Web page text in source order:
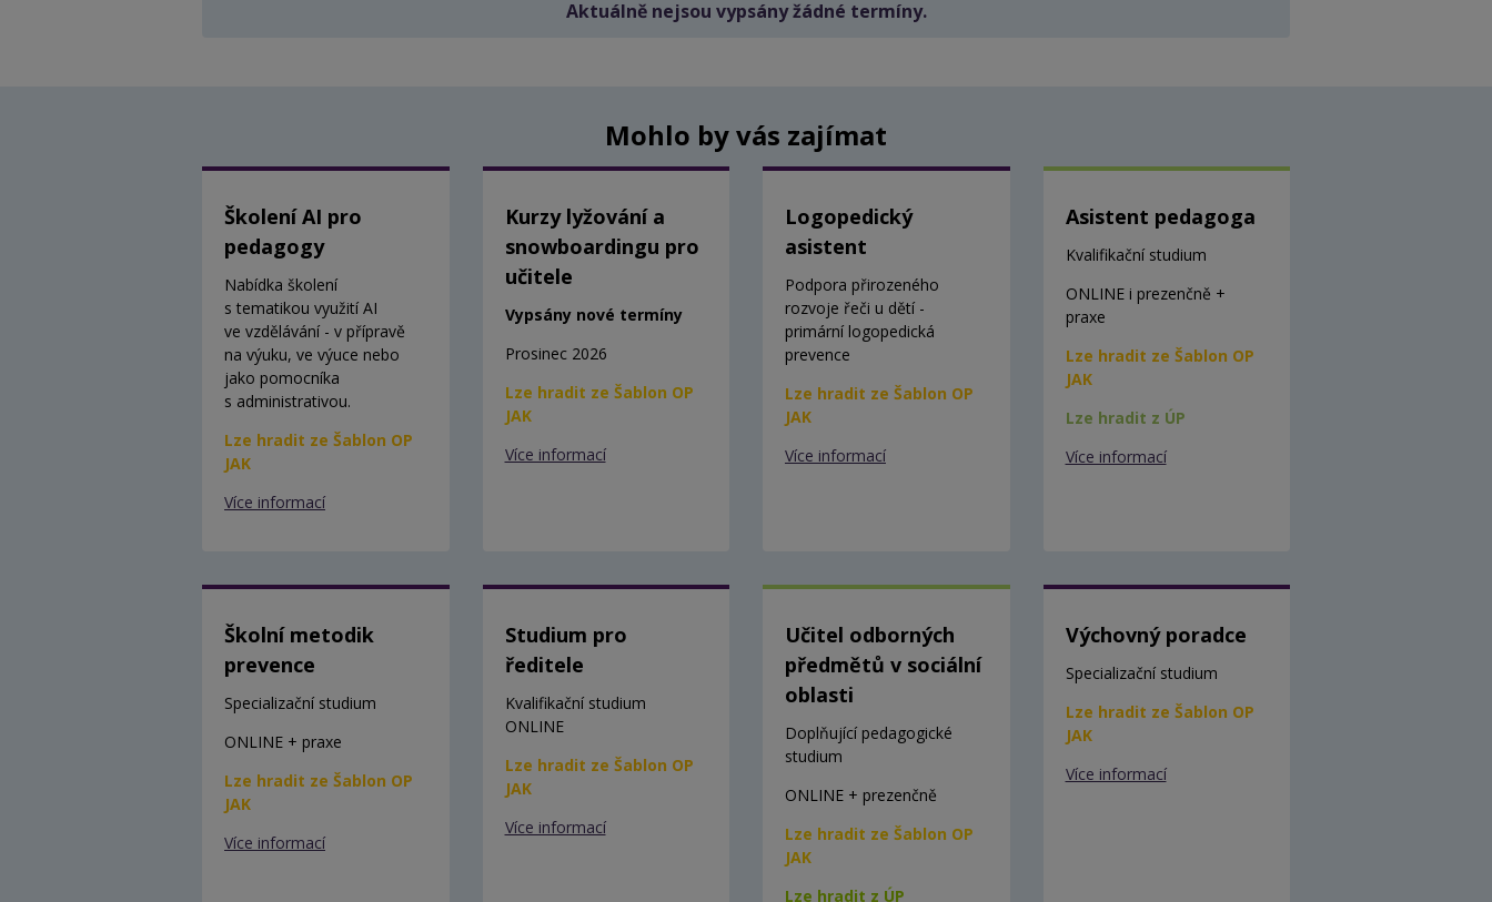
Aktuálně nejsou vypsány žádné termíny.
Mohlo by vás zajímat
Školení AI pro
pedagogy
Nabídka školení
s tematikou využití AI
ve vzdělávání - v přípravě
na výuku, ve výuce nebo
jako pomocníka
s administrativou.
Lze hradit ze Šablon OP
JAK
Více informací
Kurzy lyžování a
snowboardingu pro
učitele
Vypsány nové termíny
Prosinec 2026
Lze hradit ze Šablon OP
JAK
Více informací
Logopedický
asistent
Podpora přirozeného
rozvoje řeči u dětí -
primární logopedická
prevence
Lze hradit ze Šablon OP
JAK
Více informací
Asistent pedagoga
Kvalifikační studium
ONLINE i prezenčně +
praxe
Lze hradit ze Šablon OP
JAK
Lze hradit z ÚP
Více informací
Školní metodik
prevence
Specializační studium
ONLINE + praxe
Lze hradit ze Šablon OP
JAK
Více informací
Studium pro
ředitele
Kvalifikační studium
ONLINE
Lze hradit ze Šablon OP
JAK
Více informací
Učitel odborných
předmětů v sociální
oblasti
Doplňující pedagogické
studium
ONLINE + prezenčně
Lze hradit ze Šablon OP
JAK
Lze hradit z ÚP
Výchovný poradce
Specializační studium
Lze hradit ze Šablon OP
JAK
Více informací